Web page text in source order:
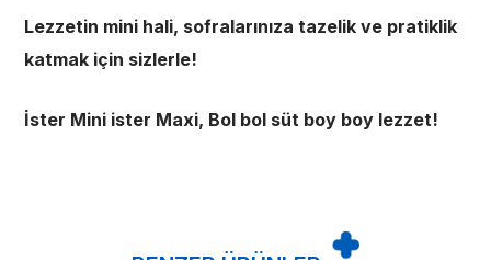
Lezzetin mini hali, sofralarınıza tazelik ve pratiklik
katmak için sizlerle!
İster Mini ister Maxi, Bol bol süt boy boy lezzet!